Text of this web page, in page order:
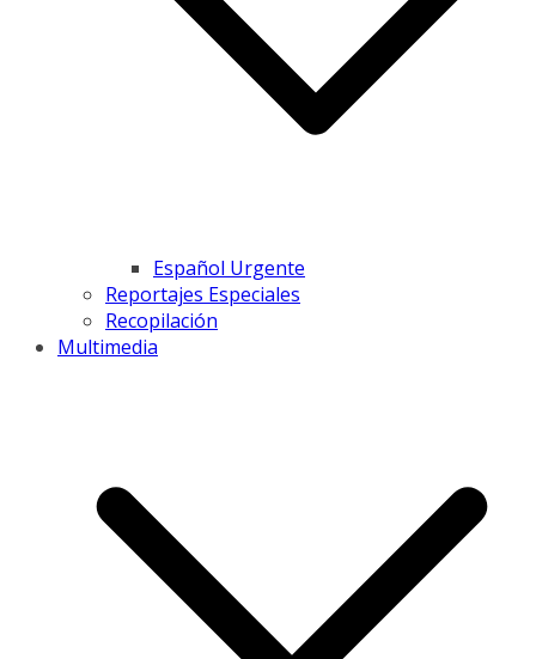
Español Urgente
Reportajes Especiales
Recopilación
Multimedia